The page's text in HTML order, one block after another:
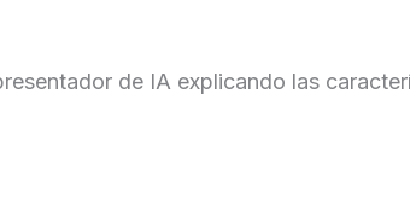
de IA explicando las